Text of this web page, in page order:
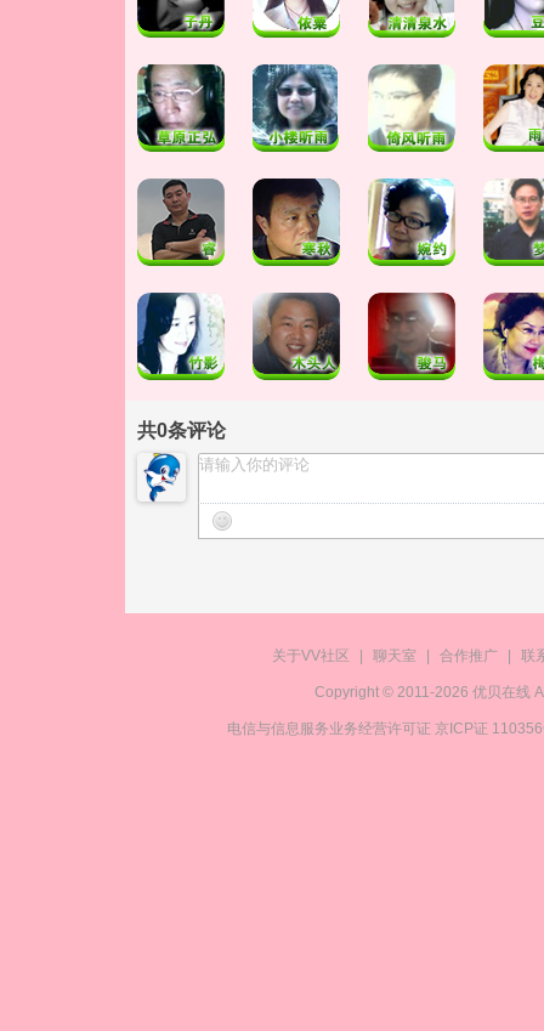
共0条评论
关于VV社区 聊天室 合作推广 联
Copyright © 2011-2026 优贝在线
电信与信息服务业务经营许可证 京ICP证